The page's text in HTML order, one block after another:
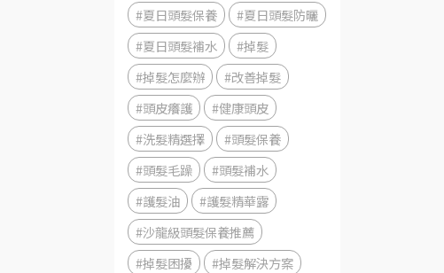
#夏日頭髮保養
#夏日頭髮防曬
#夏日頭髮補水
#掉髮
#掉髮怎麼辦
#改善掉髮
#頭皮癢護
#健康頭皮
#洗髮精選擇
#頭髮保養
#頭髮毛躁
#頭髮補水
#護髮油
#護髮精華露
#沙龍級頭髮保養推薦
#掉髮困擾
#掉髮解決方案